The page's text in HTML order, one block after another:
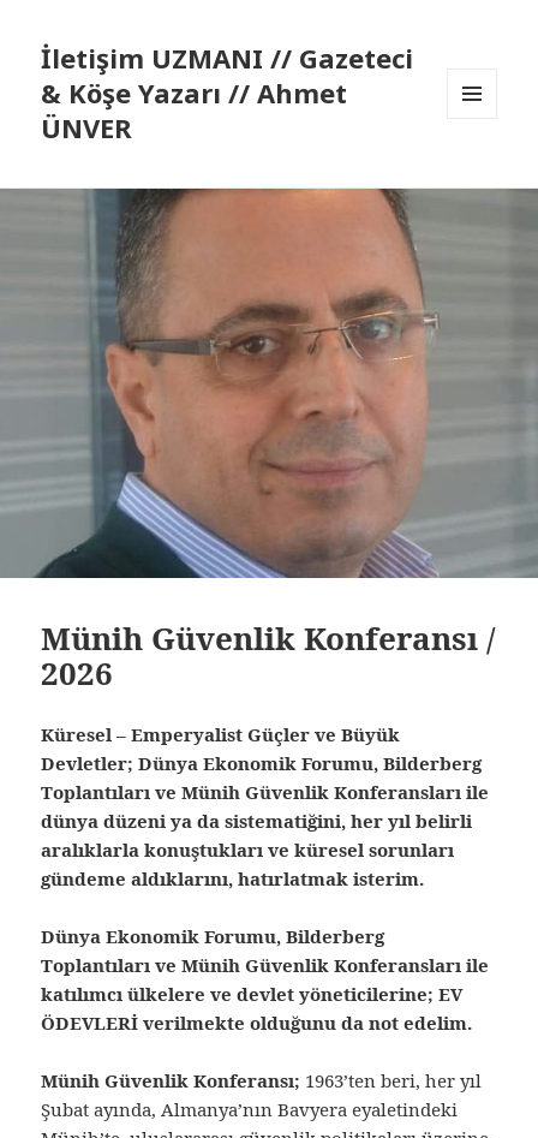
İletişim UZMANI // Gazeteci
& Köşe Yazarı // Ahmet
ÜNVER
Münih Güvenlik Konferansı /
2026
Küresel – Emperyalist Güçler ve Büyük
Devletler; Dünya Ekonomik Forumu, Bilderberg
Toplantıları ve Münih Güvenlik Konferansları ile
dünya düzeni ya da sistematiğini, her yıl belirli
aralıklarla konuştukları ve küresel sorunları
gündeme aldıklarını, hatırlatmak isterim.
Dünya Ekonomik Forumu, Bilderberg
Toplantıları ve Münih Güvenlik Konferansları ile
katılımcı ülkelere ve devlet yöneticilerine; EV
ÖDEVLERİ verilmekte olduğunu da not edelim.
Münih Güvenlik Konferansı; 1963’ten beri, her yıl
Şubat ayında, Almanya’nın Bavyera eyaletindeki